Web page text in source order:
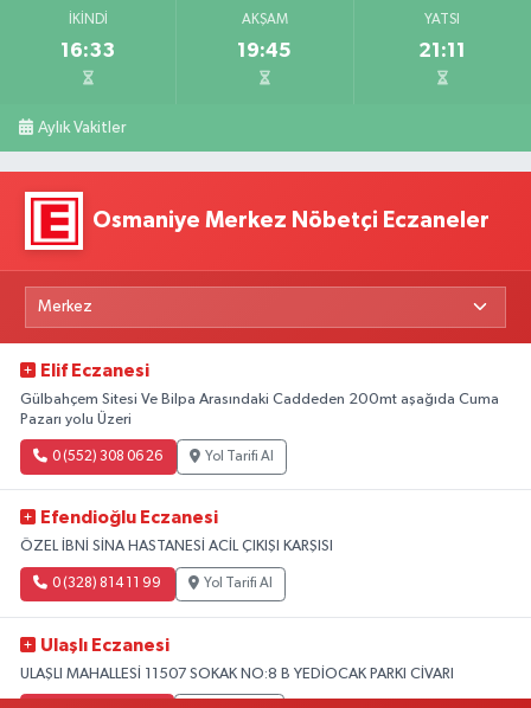
İKINDI
16:33
AKŞAM
19:45
YATSI
21:11
Aylık Vakitler
Osmaniye Merkez Nöbetçi Eczaneler
Elif Eczanesi
Gülbahçem Sitesi Ve Bilpa Arasındaki Caddeden 200mt aşağıda Cuma
Pazarı yolu Üzeri
0 (552) 308 06 26 Yol Tarifi Al
Efendioğlu Eczanesi
ÖZEL İBNİ SİNA HASTANESİ ACİL ÇIKIŞI KARŞISI
0 (328) 814 11 99 Yol Tarifi Al
Ulaşlı Eczanesi
ULAŞLI MAHALLESİ 11507 SOKAK NO:8 B YEDİOCAK PARKI CİVARI